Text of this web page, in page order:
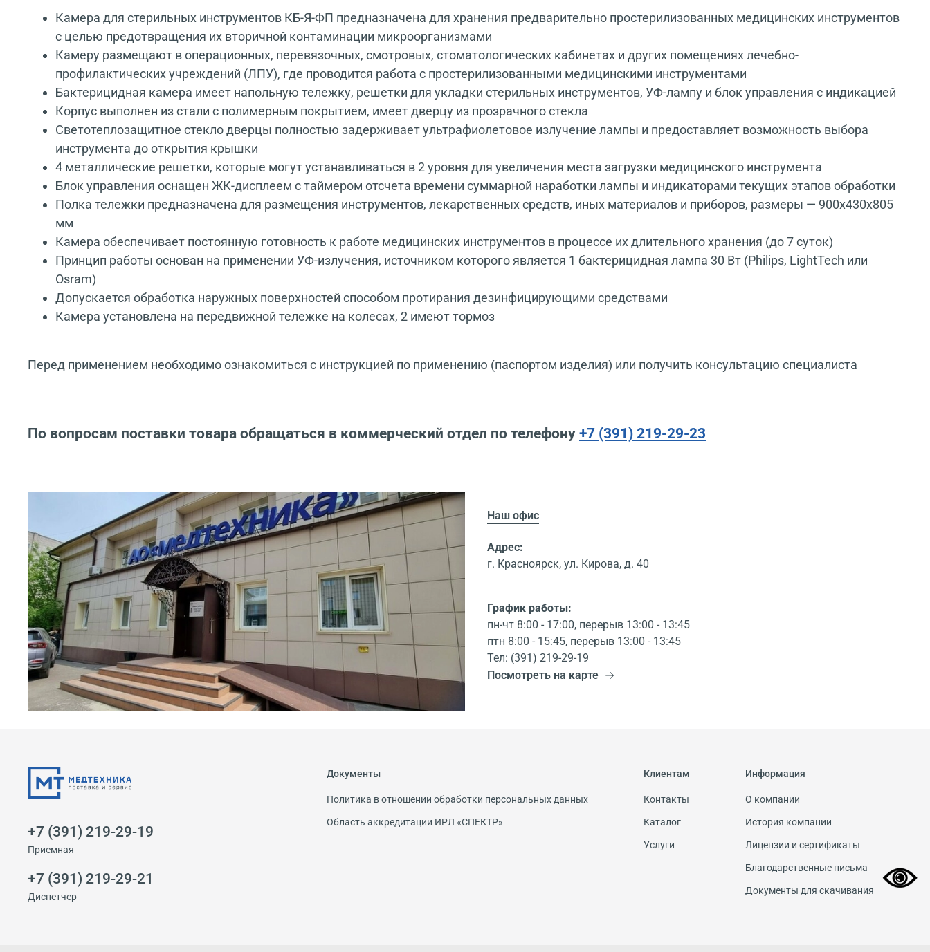
Камера для стерильных инструментов КБ-Я-ФП предназначена для хранения предварительно простерилизованных медицинских инструментов
с целью предотвращения их вторичной контаминации микроорганизмами
Камеру размещают в операционных, перевязочных, смотровых, стоматологических кабинетах и других помещениях лечебно-
профилактических учреждений (ЛПУ), где проводится работа с простерилизованными медицинскими инструментами
Бактерицидная камера имеет напольную тележку, решетки для укладки стерильных инструментов, УФ-лампу и блок управления с индикацией
Корпус выполнен из стали с полимерным покрытием, имеет дверцу из прозрачного стекла
Светотеплозащитное стекло дверцы полностью задерживает ультрафиолетовое излучение лампы и предоставляет возможность выбора
инструмента до открытия крышки
4 металлические решетки, которые могут устанавливаться в 2 уровня для увеличения места загрузки медицинского инструмента
Блок управления оснащен ЖК-дисплеем с таймером отсчета времени суммарной наработки лампы и индикаторами текущих этапов обработки
Полка тележки предназначена для размещения инструментов, лекарственных средств, иных материалов и приборов, размеры — 900x430x805
мм
Камера обеспечивает постоянную готовность к работе медицинских инструментов в процессе их длительного хранения (до 7 суток)
Принцип работы основан на применении УФ-излучения, источником которого является 1 бактерицидная лампа 30 Вт (Philips, LightTech или
Osram)
Допускается обработка наружных поверхностей способом протирания дезинфицирующими средствами
Камера установлена на передвижной тележке на колесах, 2 имеют тормоз
Перед применением необходимо ознакомиться с инструкцией по применению (паспортом изделия) или получить консультацию специалиста
По вопросам поставки товара обращаться в коммерческий отдел по телефону +7 (391) 219-29-23
Наш офис
Адрес:
г. Красноярск, ул. Кирова, д. 40
График работы:
пн-чт 8:00 - 17:00, перерыв 13:00 - 13:45
птн 8:00 - 15:45, перерыв 13:00 - 13:45
Тел: (391) 219-29-19
Посмотреть на карте
Документы
Политика в отношении обработки персональных данных
Область аккредитации ИРЛ «СПЕКТР»
Клиентам
Контакты
Каталог
Услуги
Информация
О компании
История компании
Лицензии и сертификаты
Благодарственные письма
Документы для скачивания
+7 (391) 219-29-19
Приемная
+7 (391) 219-29-21
Диспетчер